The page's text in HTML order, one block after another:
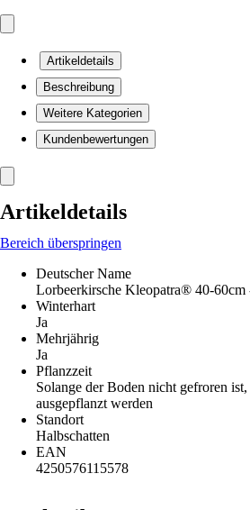
Artikeldetails
Beschreibung
Weitere Kategorien
Kundenbewertungen
Artikeldetails
Bereich überspringen
Deutscher Name
Lorbeerkirsche Kleopatra® 40-60cm
Winterhart
Ja
Mehrjährig
Ja
Pflanzzeit
Solange der Boden nicht gefroren
ausgepflanzt werden
Standort
Halbschatten
EAN
4250576115578